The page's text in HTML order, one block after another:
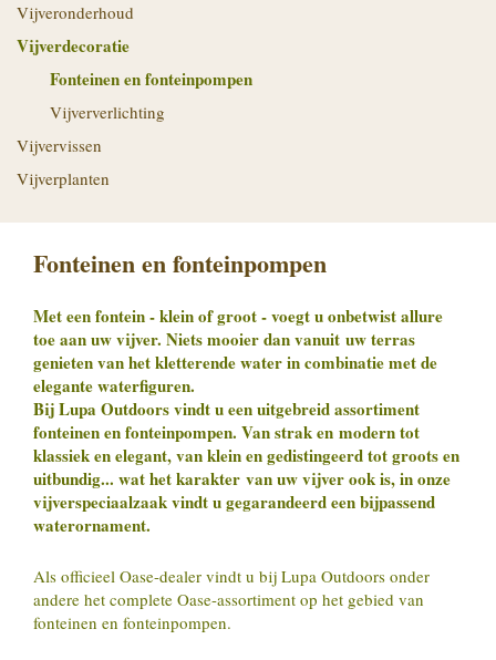
Vijveronderhoud
Vijverdecoratie
Fonteinen en fonteinpompen
Vijververlichting
Vijvervissen
Vijverplanten
Fonteinen en fonteinpompen
Met een fontein - klein of groot - voegt u onbetwist allure
toe aan uw vijver. Niets mooier dan vanuit uw terras
genieten van het kletterende water in combinatie met de
elegante waterfiguren.
Bij Lupa Outdoors vindt u een uitgebreid assortiment
fonteinen en fonteinpompen. Van strak en modern tot
klassiek en elegant, van klein en gedistingeerd tot groots en
uitbundig... wat het karakter van uw vijver ook is, in onze
vijverspeciaalzaak vindt u gegarandeerd een bijpassend
waterornament.
Als officieel Oase-dealer vindt u bij Lupa Outdoors onder
andere het complete Oase-assortiment op het gebied van
fonteinen en fonteinpompen.